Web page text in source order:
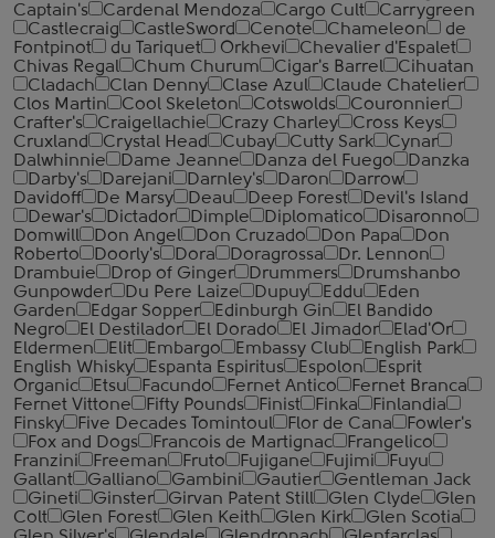
Captain's
Cardenal Mendoza Cargo Cult
Carrygreen
Castlecraig
CastleSword Cenote Chameleon
de
Fontpinot
du Tariquet Orkhevi
Chevalier d'Espalet
Chivas Regal
Chum Churum Cigar's Barrel
Cihuatan
Cladach
Clan Denny Clase Azul
Claude Chatelier
Clos Martin
Cool Skeleton Cotswolds
Couronnier
Crafter's
Craigellachie Crazy Charley
Cross Keys
Cruxland
Crystal Head Cubay Cutty Sark
Cynar
Dalwhinnie
Dame Jeanne Danza del Fuego
Danzka
Darby's
Darejani Darnley's Daron
Darrow
Davidoff
De Marsy Deau Deep Forest
Devil's Island
Dewar's
Dictador Dimple Diplomatico
Disaronno
Domwill
Don Angel Don Cruzado Don Papa
Don
Roberto
Doorly's Dora Doragrossa
Dr. Lennon
Drambuie
Drop of Ginger Drummers
Drumshanbo
Gunpowder
Du Pere Laize Dupuy Eddu
Eden
Garden
Edgar Sopper Edinburgh Gin
El Bandido
Negro
El Destilador El Dorado El Jimador
Elad'Or
Eldermen
Elit Embargo Embassy Club
English Park
English Whisky
Espanta Espiritus Espolon
Esprit
Organic
Etsu Facundo Fernet Antico
Fernet Branca
Fernet Vittone
Fifty Pounds Finist Finka
Finlandia
Finsky
Five Decades Tomintoul Flor de Cana
Fowler's
Fox and Dogs
Francois de Martignac
Frangelico
Franzini
Freeman Fruto Fujigane Fujimi
Fuyu
Gallant
Galliano Gambini Gautier
Gentleman Jack
Gineti
Ginster Girvan Patent Still Glen Clyde
Glen
Colt
Glen Forest Glen Keith Glen Kirk
Glen Scotia